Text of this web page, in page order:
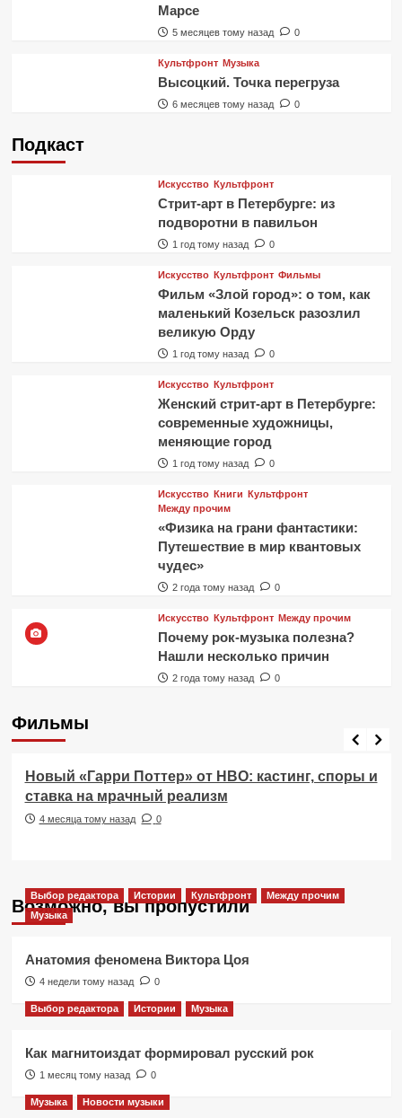
Марсе
5 месяцев тому назад 0
Культфронт Музыка
Высоцкий. Точка перегруза
6 месяцев тому назад 0
Подкаст
Искусство Культфронт
Стрит-арт в Петербурге: из
подворотни в павильон
1 год тому назад 0
Искусство Культфронт Фильмы
Фильм «Злой город»: о том, как
маленький Козельск разозлил
великую Орду
1 год тому назад 0
Искусство Культфронт
Женский стрит-арт в Петербурге:
современные художницы,
меняющие город
1 год тому назад 0
Искусство Книги Культфронт
Между прочим
«Физика на грани фантастики:
Путешествие в мир квантовых
чудес»
2 года тому назад 0
Искусство Культфронт Между прочим
Почему рок-музыка полезна?
Нашли несколько причин
2 года тому назад 0
Фильмы
Фильмы
Новый «Гарри Поттер» от HBO: кастинг, споры и
ставка на мрачный реализм
4 месяца тому назад 0
Возможно, вы пропустили
Выбор редактора Истории Культфронт
Между прочим
Музыка
Анатомия феномена Виктора Цоя
4 недели тому назад 0
Выбор редактора Истории Музыка
Как магнитоиздат формировал русский рок
1 месяц тому назад 0
Музыка Новости музыки